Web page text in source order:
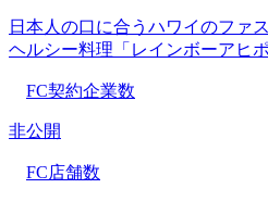
日本人の口に合うハワイのファ
ヘルシー料理「レインボーアヒ
FC契約企業数
非公開
FC店舗数